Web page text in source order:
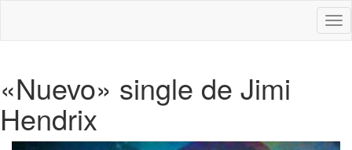
«Nuevo» single de Jimi
Hendrix